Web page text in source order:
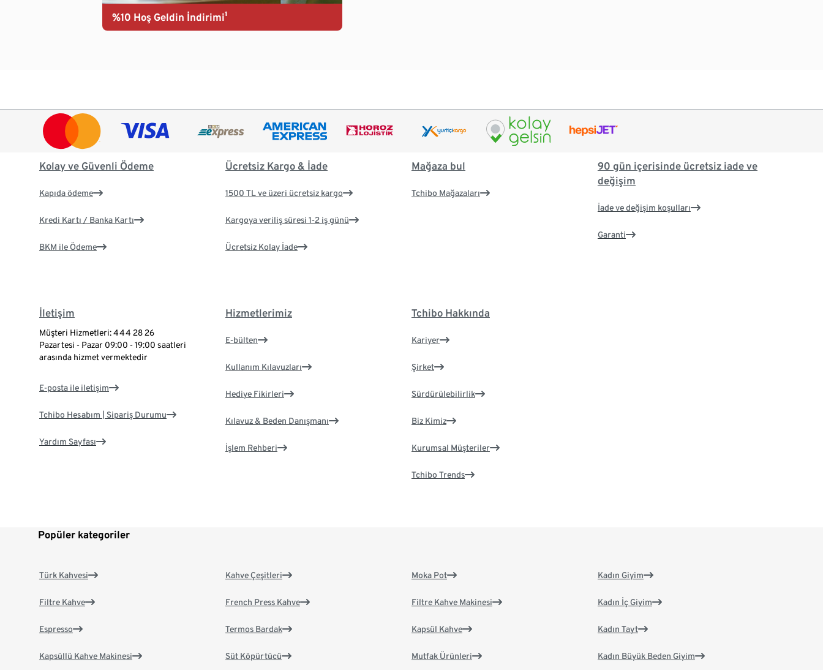
%10 Hoş Geldin İndirimi¹
Kolay ve Güvenli Ödeme
Kapıda ödeme
Kredi Kartı / Banka Kartı
BKM ile Ödeme
Ücretsiz Kargo & İade
1500 TL ve üzeri ücretsiz kargo
Kargoya veriliş süresi 1-2 iş günü
Ücretsiz Kolay İade
Mağaza bul
Tchibo Mağazaları
90 gün içerisinde ücretsiz iade ve
değişim
İade ve değişim koşulları
Garanti
İletişim
Müşteri Hizmetleri: 444 28 26
Pazartesi - Pazar 09:00 - 19:00 saatleri
arasında hizmet vermektedir
E-posta ile iletişim
Tchibo Hesabım | Sipariş Durumu
Yardım Sayfası
Hizmetlerimiz
E-bülten
Kullanım Kılavuzları
Hediye Fikirleri
Kılavuz & Beden Danışmanı
İşlem Rehberi
Tchibo Hakkında
Kariyer
Şirket
Sürdürülebilirlik
Biz Kimiz
Kurumsal Müşteriler
Tchibo Trends
Popüler kategoriler
Türk Kahvesi
Filtre Kahve
Espresso
Kapsüllü Kahve Makinesi
Kahve Çeşitleri
French Press Kahve
Termos Bardak
Süt Köpürtücü
Moka Pot
Filtre Kahve Makinesi
Kapsül Kahve
Mutfak Ürünleri
Kadın Giyim
Kadın İç Giyim
Kadın Tayt
Kadın Büyük Beden Giyim